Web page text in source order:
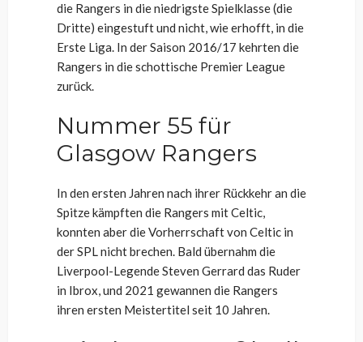
die Rangers in die niedrigste Spielklasse (die
Dritte) eingestuft und nicht, wie erhofft, in die
Erste Liga. In der Saison 2016/17 kehrten die
Rangers in die schottische Premier League
zurück.
Nummer 55 für
Glasgow Rangers
In den ersten Jahren nach ihrer Rückkehr an die
Spitze kämpften die Rangers mit Celtic,
konnten aber die Vorherrschaft von Celtic in
der SPL nicht brechen. Bald übernahm die
Liverpool-Legende Steven Gerrard das Ruder
in Ibrox, und 2021 gewannen die Rangers
ihren ersten Meistertitel seit 10 Jahren.